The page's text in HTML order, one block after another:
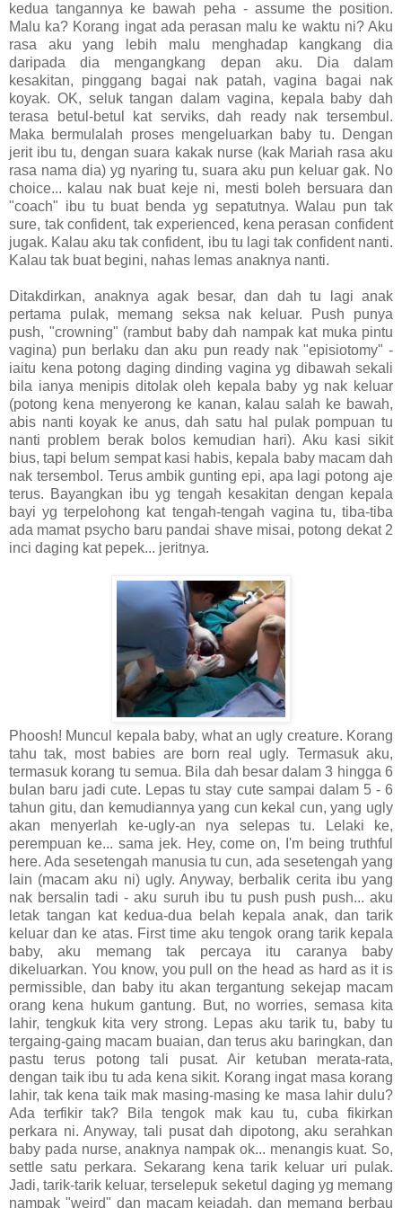
kedua tangannya ke bawah peha - assume the position.
Malu ka? Korang ingat ada perasan malu ke waktu ni? Aku
rasa aku yang lebih malu menghadap kangkang dia
daripada dia mengangkang depan aku. Dia dalam
kesakitan, pinggang bagai nak patah, vagina bagai nak
koyak. OK, seluk tangan dalam vagina, kepala baby dah
terasa betul-betul kat serviks, dah ready nak tersembul.
Maka bermulalah proses mengeluarkan baby tu. Dengan
jerit ibu tu, dengan suara kakak nurse (kak Mariah rasa aku
rasa nama dia) yg nyaring tu, suara aku pun keluar gak. No
choice... kalau nak buat keje ni, mesti boleh bersuara dan
"coach" ibu tu buat benda yg sepatutnya. Walau pun tak
sure, tak confident, tak experienced, kena perasan confident
jugak. Kalau aku tak confident, ibu tu lagi tak confident nanti.
Kalau tak buat begini, nahas lemas anaknya nanti.
Ditakdirkan, anaknya agak besar, dan dah tu lagi anak
pertama pulak, memang seksa nak keluar. Push punya
push, "crowning" (rambut baby dah nampak kat muka pintu
vagina) pun berlaku dan aku pun ready nak "episiotomy" -
iaitu kena potong daging dinding vagina yg dibawah sekali
bila ianya menipis ditolak oleh kepala baby yg nak keluar
(potong kena menyerong ke kanan, kalau salah ke bawah,
abis nanti koyak ke anus, dah satu hal pulak pompuan tu
nanti problem berak bolos kemudian hari). Aku kasi sikit
bius, tapi belum sempat kasi habis, kepala baby macam dah
nak tersembol. Terus ambik gunting epi, apa lagi potong aje
terus. Bayangkan ibu yg tengah kesakitan dengan kepala
bayi yg terpelohong kat tengah-tengah vagina tu, tiba-tiba
ada mamat psycho baru pandai shave misai, potong dekat 2
inci daging kat pepek... jeritnya.
Phoosh! Muncul kepala baby, what an ugly creature. Korang
tahu tak, most babies are born real ugly. Termasuk aku,
termasuk korang tu semua. Bila dah besar dalam 3 hingga 6
bulan baru jadi cute. Lepas tu stay cute sampai dalam 5 - 6
tahun gitu, dan kemudiannya yang cun kekal cun, yang ugly
akan menyerlah ke-ugly-an nya selepas tu. Lelaki ke,
perempuan ke... sama jek. Hey, come on, I'm being truthful
here. Ada sesetengah manusia tu cun, ada sesetengah yang
lain (macam aku ni) ugly. Anyway, berbalik cerita ibu yang
nak bersalin tadi - aku suruh ibu tu push push push... aku
letak tangan kat kedua-dua belah kepala anak, dan tarik
keluar dan ke atas. First time aku tengok orang tarik kepala
baby, aku memang tak percaya itu caranya baby
dikeluarkan. You know, you pull on the head as hard as it is
permissible, dan baby itu akan tergantung sekejap macam
orang kena hukum gantung. But, no worries, semasa kita
lahir, tengkuk kita very strong. Lepas aku tarik tu, baby tu
tergaing-gaing macam buaian, dan terus aku baringkan, dan
pastu terus potong tali pusat. Air ketuban merata-rata,
dengan taik ibu tu ada kena sikit. Korang ingat masa korang
lahir, tak kena taik mak masing-masing ke masa lahir dulu?
Ada terfikir tak? Bila tengok mak kau tu, cuba fikirkan
perkara ni. Anyway, tali pusat dah dipotong, aku serahkan
baby pada nurse, anaknya nampak ok... menangis kuat. So,
settle satu perkara. Sekarang kena tarik keluar uri pulak.
Jadi, tarik-tarik keluar, terselepuk seketul daging yg memang
nampak "weird" dan macam kejadah, dan memang berbau